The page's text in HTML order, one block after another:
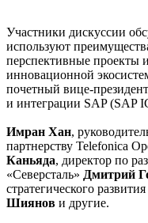
Участники дискуссии
используют
перспективные проекты
инновационной
почетный вице-
и интеграции SAP (SAP
Имран Хан,
партнерству Telefonica
Каньяда, директор по
«Северсталь» Дмитрий
стратегического
Шиянов и другие.